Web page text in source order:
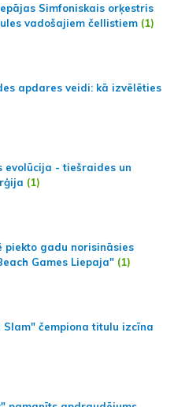
Simfoniskais orķestris
vadošajiem čellistiem (1)
apdares veidi: kā izvēlēties
evolūcija - tiešraides un
(1)
piekto gadu norisināsies
Games Liepaja" (1)
Slam" čempiona titulu izcīna